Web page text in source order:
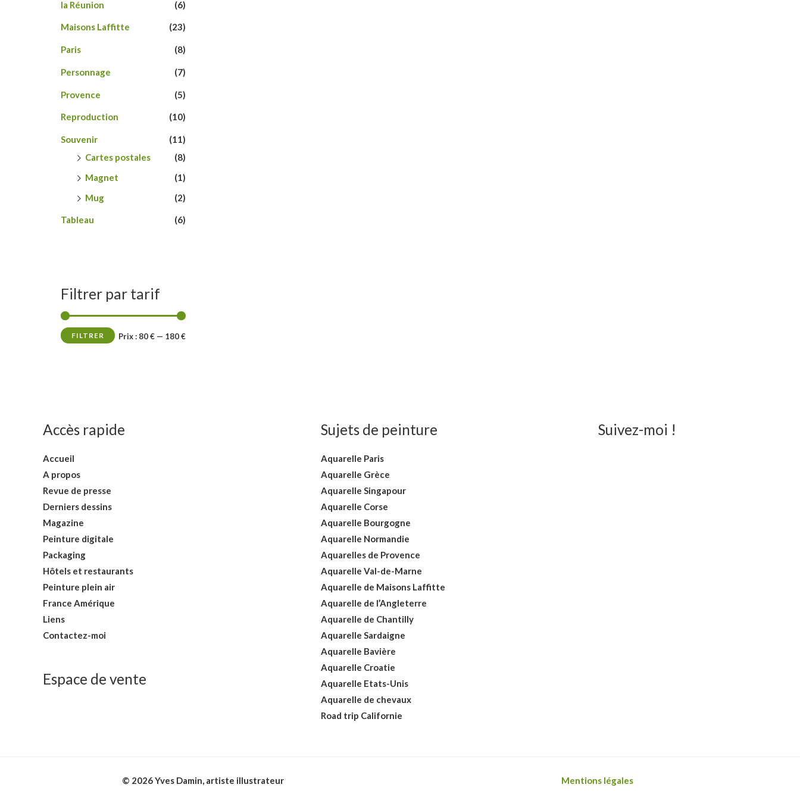
la Réunion (6)
Maisons Laffitte (23)
Paris (8)
Personnage (7)
Provence (5)
Reproduction (10)
Souvenir
(11)
Cartes postales
(8)
Magnet
(1)
Mug
(2)
Tableau (6)
Filtrer par tarif
PP
FILTRER Prix : 80 € — 180 €
Accès rapide
Accueil
A propos
Revue de presse
Derniers dessins
Magazine
Peinture digitale
Packaging
Hôtels et restaurants
Peinture plein air
France Amérique
Liens
Contactez-moi
Espace de vente
Sujets de peinture
Aquarelle Paris
Aquarelle Grèce
Aquarelle Singapour
Aquarelle Corse
Aquarelle Bourgogne
Aquarelle Normandie
Aquarelles de Provence
Aquarelle Val-de-Marne
Aquarelle de Maisons Laffitte
Aquarelle de l’Angleterre
Aquarelle de Chantilly
Aquarelle Sardaigne
Aquarelle Bavière
Aquarelle Croatie
Aquarelle Etats-Unis
Aquarelle de chevaux
Road trip Californie
Suivez-moi !
© 2026 Yves Damin, artiste illustrateur Mentions légales